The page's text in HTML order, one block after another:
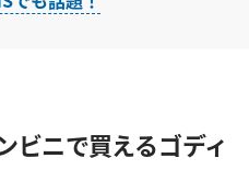
ビニで買えるゴディ